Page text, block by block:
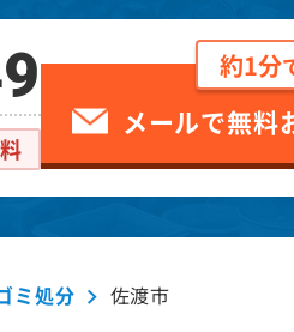
約1分
メールで無料
ミ処分 佐渡市